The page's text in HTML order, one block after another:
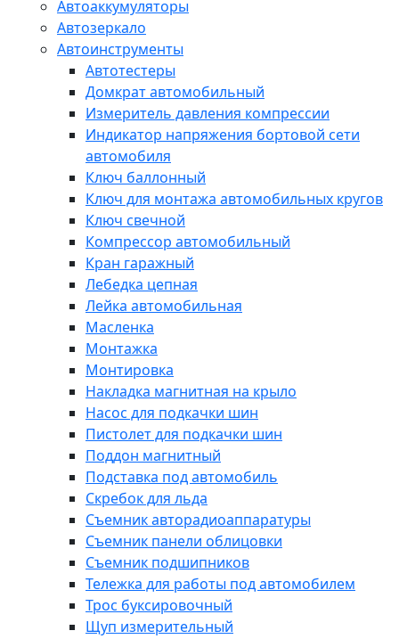
Автоаккумуляторы
Автозеркало
Автоинструменты
Автотестеры
Домкрат автомобильный
Измеритель давления компрессии
Индикатор напряжения бортовой сети
автомобиля
Ключ баллонный
Ключ для монтажа автомобильных кругов
Ключ свечной
Компрессор автомобильный
Кран гаражный
Лебедка цепная
Лейка автомобильная
Масленка
Монтажка
Монтировка
Накладка магнитная на крыло
Насос для подкачки шин
Пистолет для подкачки шин
Поддон магнитный
Подставка под автомобиль
Скребок для льда
Съемник авторадиоаппаратуры
Съемник панели облицовки
Съемник подшипников
Тележка для работы под автомобилем
Трос буксировочный
Щуп измерительный